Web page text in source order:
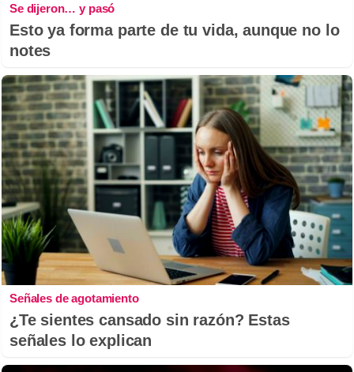
Se dijeron… y pasó
Esto ya forma parte de tu vida, aunque no lo
notes
Señales de agotamiento
¿Te sientes cansado sin razón? Estas
señales lo explican